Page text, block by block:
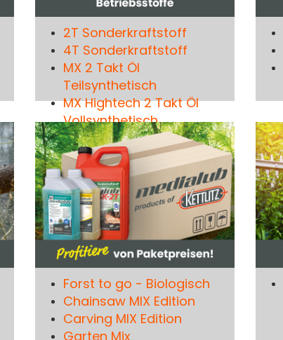
2T Sonderkraftstoff
4T Sonderkraftstoff
MX 2 Takt Öl
Teilsynthetisch
MX Hightech 2 Takt Öl
Vollsynthetisch
Forst to go - Biologisch
Chainsaw MIX Edition
Carving MIX Edition
Garten Mix